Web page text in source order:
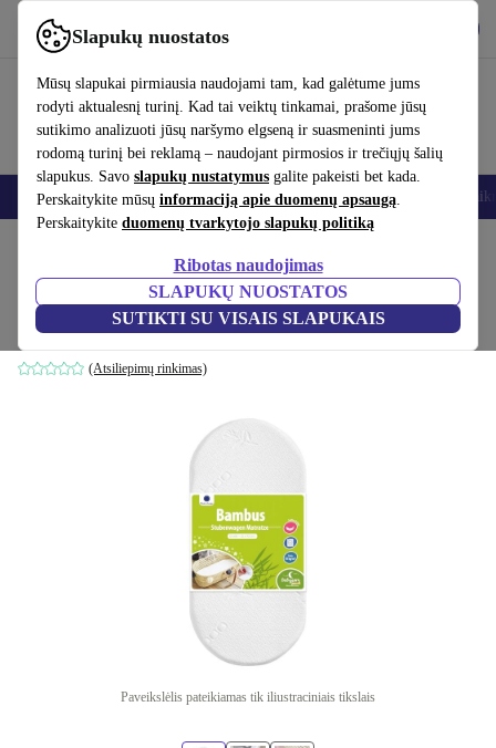
Slapukų nuostatos
Mūsų slapukai pirmiausia naudojami tam, kad galėtume jums
rodyti aktualesnį turinį. Kad tai veiktų tinkamai, prašome jūsų
sutikimo analizuoti jūsų naršymo elgseną ir suasmeninti jums
rodomą turinį bei reklamą – naudojant pirmosios ir trečiųjų šalių
slapukus. Savo slapukų nustatymus galite pakeisti bet kada.
Perskaitykite mūsų informaciją apie duomenų apsaugą.
Perskaitykite duomenų tvarkytojo slapukų politiką
Ribotas naudojimas
SLAPUKŲ NUOSTATOS
SUTIKTI SU VISAIS SLAPUKAIS
Naudok refurbed greitai ir paprastai
Išmanieji telefonai Nešiojamieji kompiuteriai Planšetės Išmanieji
Babysom lopšys čiužinys Bambus
baltas
(Atsiliepimų rinkimas)
Paveikslėlis pateikiamas tik iliustraciniais tikslais